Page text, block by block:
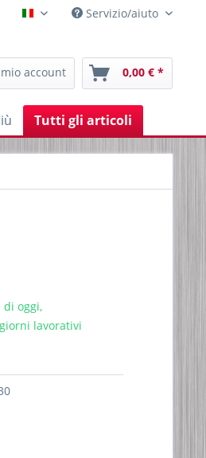
ItalienischServizio/aiuto
account 0,00 € *
Tutti gli articoli
di oggi,
lavorativi